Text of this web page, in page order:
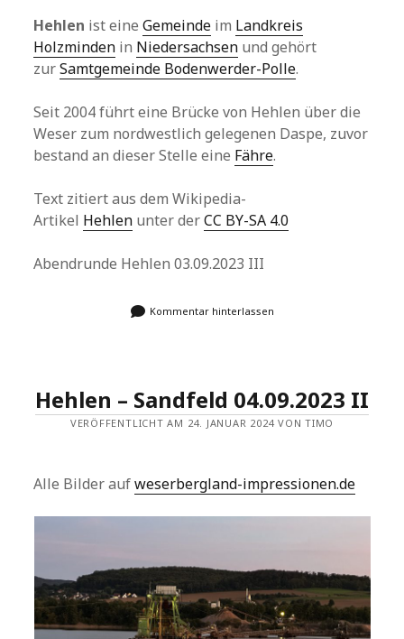
Hehlen ist eineGemeinde im Landkreis
Holzminden in Niedersachsen und gehört
zurSamtgemeinde Bodenwerder-Polle.
Seit 2004 führt eine Brücke von Hehlen über die
Weser zum nordwestlich gelegenen Daspe, zuvor
bestand an dieser Stelle eine Fähre.
Text zitiert aus dem Wikipedia-
Artikel Hehlen unter derCC BY-SA 4.0
Abendrunde Hehlen 03.09.2023 III
Kommentar hinterlassen
Hehlen – Sandfeld 04.09.2023 II
VERÖFFENTLICHT AM 24. JANUAR 2024 VON TIMO
Alle Bilder aufweserbergland-impressionen.de